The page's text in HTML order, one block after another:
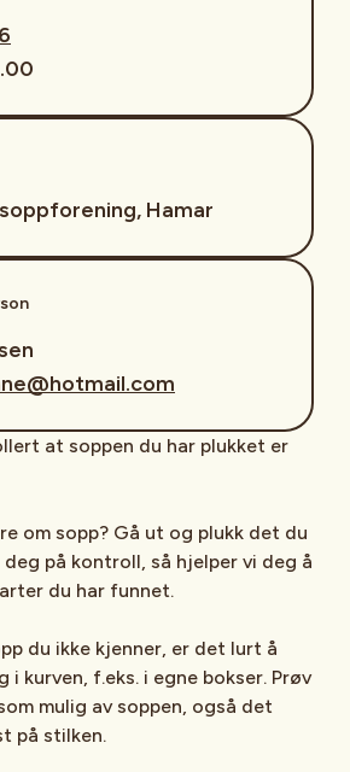
Hamar
at soppen du har plukket er
om sopp? Gå ut og plukk det du
på kontroll, så hjelper vi deg å
du har funnet.
du ikke kjenner, er det lurt å
i kurven, f.eks. i egne bokser. Prøv
mulig av soppen, også det
på stilken.